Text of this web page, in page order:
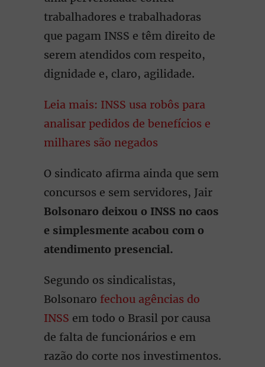
trabalhadores e trabalhadoras
que pagam INSS e têm direito de
serem atendidos com respeito,
dignidade e, claro, agilidade.
Leia mais: INSS usa robôs para
analisar pedidos de benefícios e
milhares são negados
O sindicato afirma ainda que sem
concursos e sem servidores, Jair
Bolsonaro deixou o INSS no caos
e simplesmente acabou com o
atendimento presencial.
Segundo os sindicalistas,
Bolsonaro fechou agências do
INSS em todo o Brasil por causa
de falta de funcionários e em
razão do corte nos investimentos.